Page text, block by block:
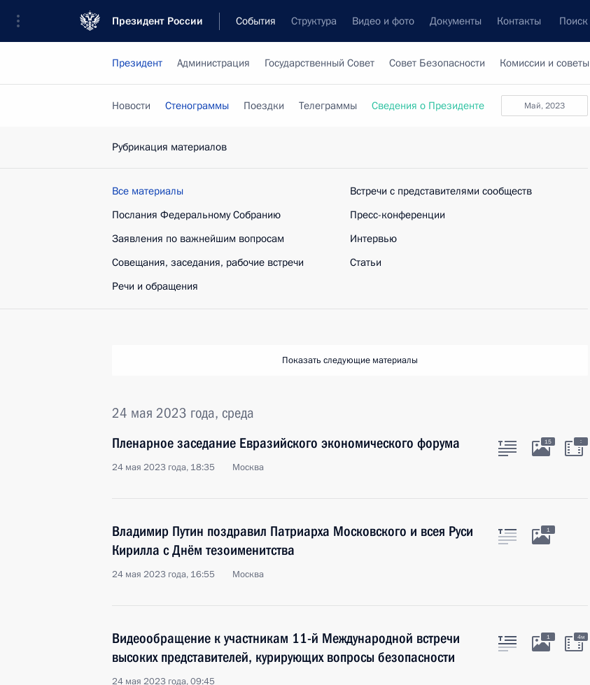
Президент России События Структура Видео и фото Документы Контакты Поиск
Президент Администрация Государственный Совет Совет Безопасности Комиссии и советы
май, 2023
Новости Стенограммы Поездки Телеграммы Сведения о Президенте
Рубрикация материалов
Все материалы
Послания Федеральному Собранию
Заявления по важнейшим вопросам
Совещания, заседания, рабочие встречи
Речи и обращения
Встречи с представителями сообществ
Пресс-конференции
Интервью
Статьи
Показать следующие материалы
24 мая 2023 года, среда
Пленарное заседание Евразийского экономического форума
24 мая 2023 года, 18:35 Москва
15 :
Владимир Путин поздравил Патриарха Московского и всея Руси
Кирилла с Днём тезоименитства
24 мая 2023 года, 16:55 Москва
1
Видеообращение к участникам 11-й Международной встречи
высоких представителей, курирующих вопросы безопасности
24 мая 2023 года, 09:45
1 4м